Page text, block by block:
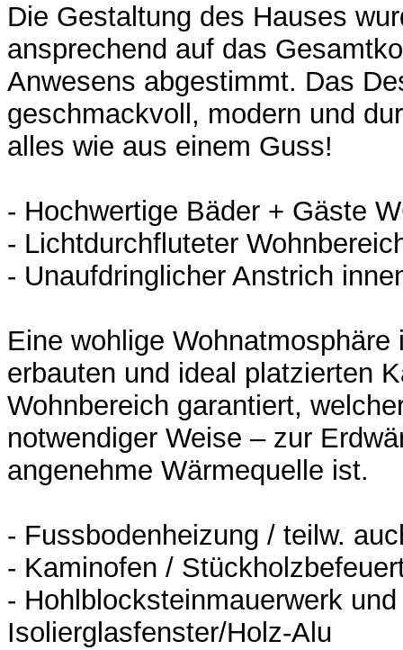
Die Gestaltung des Hauses
ansprechend auf das
Anwesens abgestimmt. Das
geschmackvoll, modern und
alles wie aus einem Guss!
- Hochwertige Bäder + Gäste
- Lichtdurchfluteter
- Unaufdringlicher Anstrich
Eine wohlige
erbauten und ideal platzierten
Wohnbereich garantiert,
notwendiger Weise – zur
angenehme Wärmequelle ist.
- Fussbodenheizung / teilw.
- Kaminofen /
- Hohlblocksteinmauerwerk und
Isolierglasfenster/Holz-Alu